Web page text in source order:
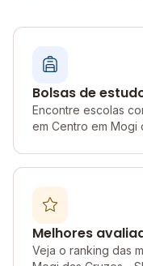
Bolsas de
Encontre escolas
em Centro em Mogi
Melhores
Veja o ranking das